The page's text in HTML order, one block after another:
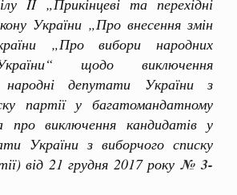
України „Про внесення змін
„Про вибори народних
щодо виключення
депутати України з
партії у багатомандатному
про виключення кандидатів у
України з виборчого списку
від 21 грудня 2017 року № 3-